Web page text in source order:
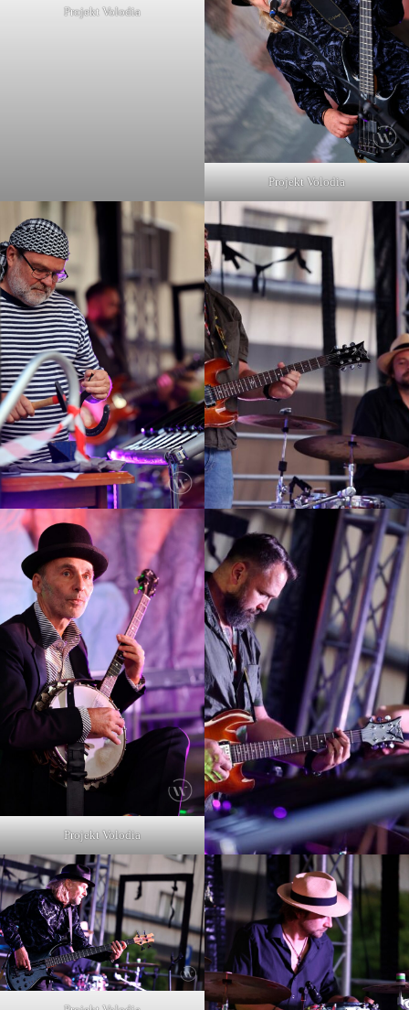
Projekt Volodia
Projekt Volodia
Projekt Volodia